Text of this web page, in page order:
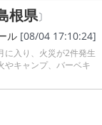
根県〕
ル [08/04 17:10:24]
に入り、火災が2件発生
やキャンプ、バーベキ